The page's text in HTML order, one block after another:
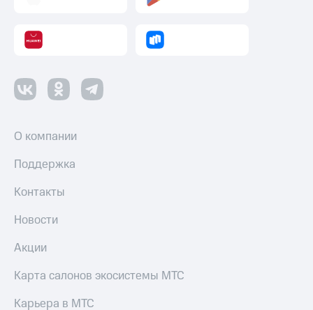
О компании
Поддержка
Контакты
Новости
Акции
Карта салонов экосистемы МТС
Карьера в МТС